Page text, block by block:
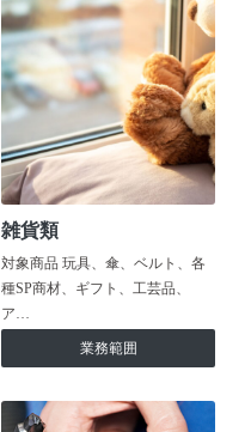
雑貨類
対象商品 玩具、傘、ベルト、各
種SP商材、ギフト、工芸品、
ア…
業務範囲